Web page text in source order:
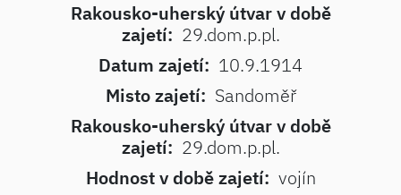
Rakousko-uherský útvar v době
zajetí: 29.dom.p.pl.
Datum zajetí: 10.9.1914
Misto zajetí: Sandoměř
Rakousko-uherský útvar v době
zajetí: 29.dom.p.pl.
Hodnost v době zajetí: vojín